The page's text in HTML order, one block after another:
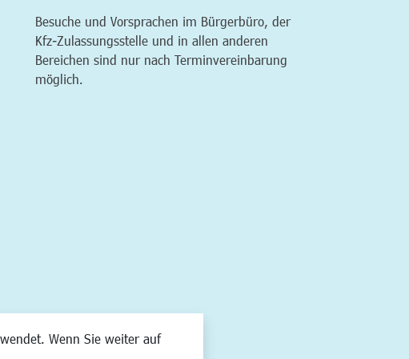
Wenn Sie weiter auf
Besuche und Vorsprachen im Bürgerbüro, der
Kfz-Zulassungsstelle und in allen anderen
Bereichen sind nur nach Terminvereinbarung
möglich.